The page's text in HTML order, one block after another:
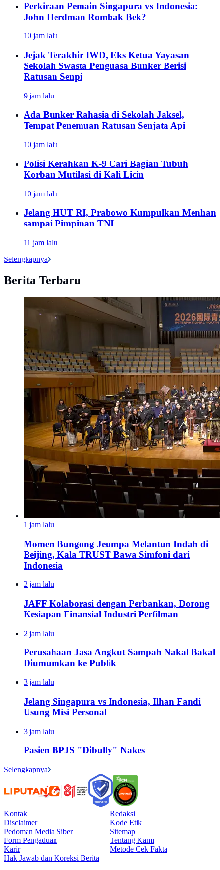
Perkiraan Pemain Singapura vs Indonesia:
John Herdman Rombak Bek?
10 jam lalu
Jejak Terakhir IWD, Eks Ketua Yayasan
Sekolah Swasta Penguasa Bunker Berisi
Ratusan Senpi
9 jam lalu
Ada Bunker Rahasia di Sekolah Jaksel,
Tempat Penemuan Ratusan Senjata Api
10 jam lalu
Polisi Kerahkan K-9 Cari Bagian Tubuh
Korban Mutilasi di Kali Licin
10 jam lalu
Jelang HUT RI, Prabowo Kumpulkan Menhan
sampai Pimpinan TNI
11 jam lalu
Selengkapnya
Berita Terbaru
1 jam lalu
Momen Bungong Jeumpa Melantun Indah di
Beijing, Kala TRUST Bawa Simfoni dari
Indonesia
2 jam lalu
JAFF Kolaborasi dengan Perbankan, Dorong
Kesiapan Finansial Industri Perfilman
2 jam lalu
Perusahaan Jasa Angkut Sampah Nakal Bakal
Diumumkan ke Publik
3 jam lalu
Jelang Singapura vs Indonesia, Ilhan Fandi
Usung Misi Personal
3 jam lalu
Pasien BPJS "Dibully" Nakes
Selengkapnya
Kontak
Redaksi
Disclaimer
Kode Etik
Pedoman Media Siber
Sitemap
Form Pengaduan
Tentang Kami
Karir
Metode Cek Fakta
Hak Jawab dan Koreksi Berita